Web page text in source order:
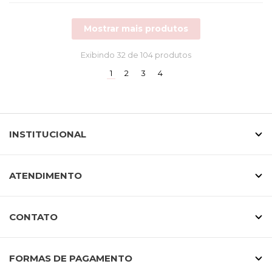
Mostrar mais produtos
Exibindo 32 de 104 produtos
1(current)
2 3 4
INSTITUCIONAL
ATENDIMENTO
CONTATO
FORMAS DE PAGAMENTO